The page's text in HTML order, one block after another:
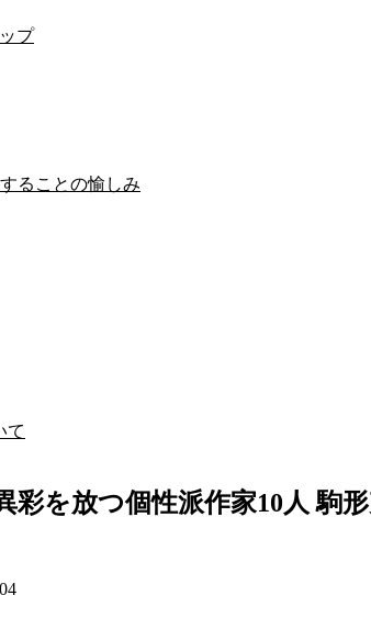
プ
ることの愉しみ
て
彩を放つ個性派作家10人 駒